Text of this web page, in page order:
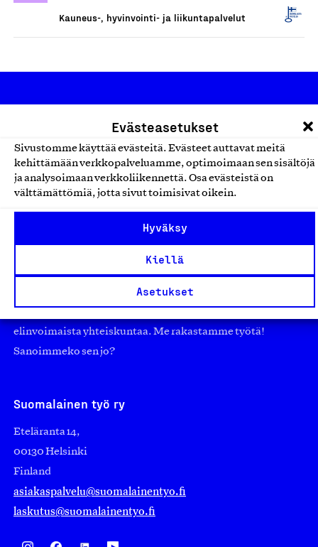
Evästeasetukset
Sivustomme käyttää evästeitä. Evästeet auttavat meitä
kehittämään verkkopalveluamme, optimoimaan sen sisältöjä
ja analysoimaan verkkoliikennettä. Osa evästeistä on
välttämättömiä, jotta sivut toimisivat oikein.
Hyväksy
Kiellä
Asetukset
Kauneus-, hyvinvointi- ja liikuntapalvelut
Olemme jäsentemme omistama puolueeton,
työmarkkinajärjestöistä riippumaton yhdistys.
Jäseninämme on koko suomalaisen yhteiskunnan kirjo
pienistä pajoista ja yhteisöistä kansainvälisiin
edistämään suomalaista työtä ja teollisuutta sekä
nostamaan ylpeyttä kotimaisesta osaamisesta. Uskomme
elinvoimaista yhteiskuntaa. Me rakastamme työtä!
Sanoimmeko sen jo?
Suomalainen työ ry
Eteläranta 14,
00130 Helsinki
Finland
asiakaspalvelu@suomalainentyo.fi
laskutus@suomalainentyo.fi